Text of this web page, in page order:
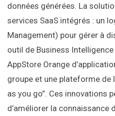
données générées. La
services SaaS intégrés : un
Management) pour gérer à
outil de Business
AppStore Orange
groupe et une plateforme de
as you go”. Ces innovations
d’améliorer la connaissance